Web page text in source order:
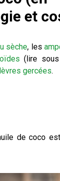
et
sèche, les
(lire
lèvres gercées.
de coco